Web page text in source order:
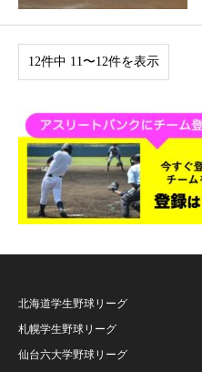
12件中 11〜12件を表示
北海道学生野球リーグ
札幌学生野球リーグ
仙台六大学野球リーグ